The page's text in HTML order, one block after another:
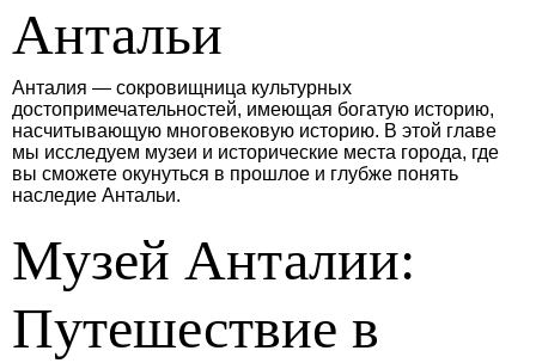
Антальи
Анталия — сокровищница культурных
достопримечательностей, имеющая богатую историю,
насчитывающую многовековую историю. В этой главе
мы исследуем музеи и исторические места города, где
вы сможете окунуться в прошлое и глубже понять
наследие Антальи.
Музей Анталии:
Путешествие в